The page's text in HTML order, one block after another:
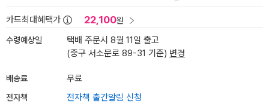
카드최대혜택가 22,100원
수령예상일
택배 주문시 8월 11일 출고
(중구 서소문로 89-31 기준) 변경
배송료 무료
전자책 전자책 출간알림 신청